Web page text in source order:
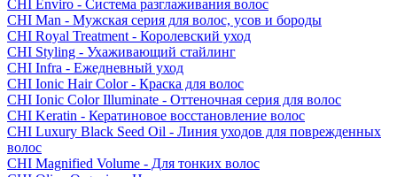
CHI Enviro - Система разглаживания волос
CHI Man - Мужская серия для волос, усов и бороды
CHI Royal Treatment - Королевский уход
CHI Styling - Ухаживающий стайлинг
CHI Infra - Ежедневный уход
CHI Ionic Hair Color - Краска для волос
CHI Ionic Color Illuminate - Оттеночная серия для волос
CHI Keratin - Кератиновое восстановление волос
CHI Luxury Black Seed Oil - Линия уходов для поврежденных
волос
CHI Magnified Volume - Для тонких волос